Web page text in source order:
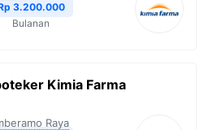
3.200.000
Bulanan
Kimia Farma
Raya